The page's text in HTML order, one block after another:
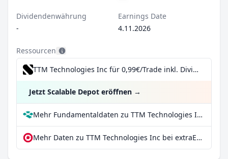
Dividendenwährung
-
Earnings Date
4.11.2026
Ressourcen
TTM Technologies Inc für 0,99€/Trade inkl. Dividend Reinvestment Plan
Jetzt Scalable Depot eröffnen →
Mehr Fundamentaldaten zu TTM Technologies Inc bei Parqet
Mehr Daten zu TTM Technologies Inc bei extraETF